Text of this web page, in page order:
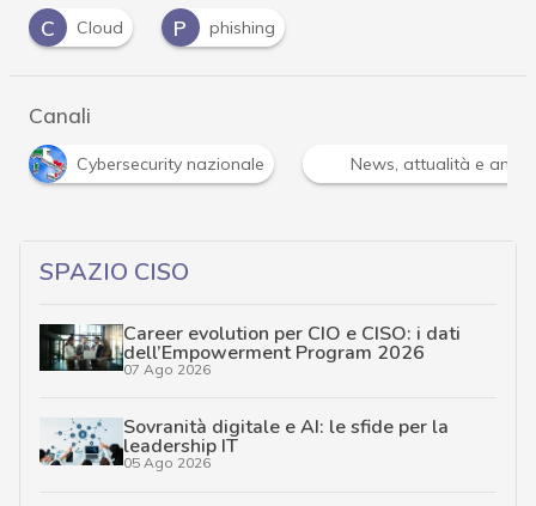
C Cloud P phishing
Canali
News, attualità e analisi Cyber sicurezza e privacy
SPAZIO CISO
Career evolution per CIO e CISO: i dati
dell’Empowerment Program 2026
07 Ago 2026
Sovranità digitale e AI: le sfide per la
leadership IT
05 Ago 2026